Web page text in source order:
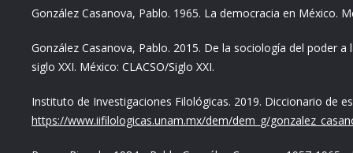
González Casanova, Pablo. 1965. La democracia en México.
González Casanova, Pablo. 2015. De la sociología del poder
siglo XXI. México: CLACSO/Siglo XXI.
Instituto de Investigaciones Filológicas. 2019. Diccionario de
https://www.iifilologicas.unam.mx/dem/dem_g/